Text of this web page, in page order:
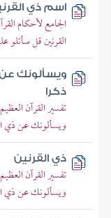
اسم ذي
الجامع لأحكام
القرنين قل سأتلو
ويسألونك
ذكرا
تفسير القرآن
ويسألونك عن ذي
ذي القرنين
تفسير القرآن
ويسألونك عن ذي